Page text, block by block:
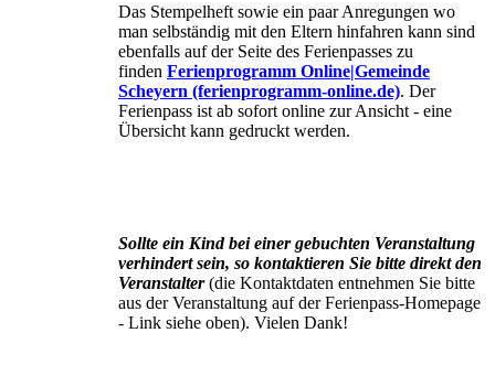
Das Stempelheft sowie ein paar Anregungen wo
man selbständig mit den Eltern hinfahren kann sind
ebenfalls auf der Seite des Ferienpasses zu
finden Ferienprogramm Online|Gemeinde
Scheyern (ferienprogramm-online.de). Der
Ferienpass ist ab sofort online zur Ansicht - eine
Übersicht kann gedruckt werden.
Sollte ein Kind bei einer gebuchten Veranstaltung
verhindert sein, so kontaktieren Sie bitte direkt den
Veranstalter(die Kontaktdaten entnehmen Sie bitte
aus der Veranstaltung auf der Ferienpass-Homepage
- Link siehe oben). Vielen Dank!